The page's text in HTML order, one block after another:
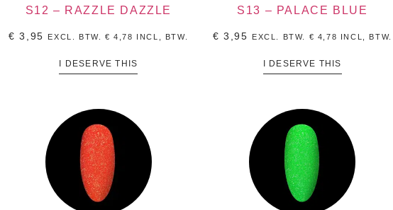
S12 – RAZZLE DAZZLE
€ 3,95 EXCL. BTW.€ 4,78 INCL, BTW.
I DESERVE THIS
S13 – PALACE BLUE
€ 3,95 EXCL. BTW. € 4,78 INCL, BTW.
I DESERVE THIS